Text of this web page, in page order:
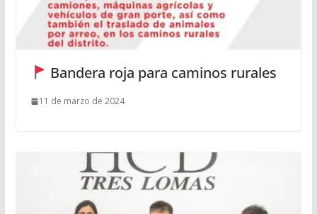
Bandera roja para caminos rurales
11 de marzo de 2024